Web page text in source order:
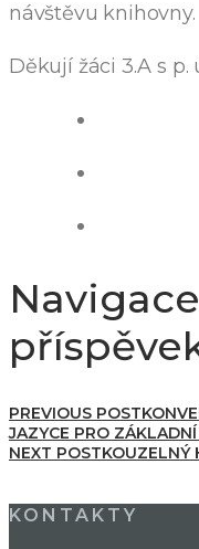
návštěvu knihovny.
Děkují žáci 3.A s
PREVIOUS POST
JAZYCE PRO ZÁKLADNÍ
NEXT POSTKOUZELNÝ
KONTAKTY